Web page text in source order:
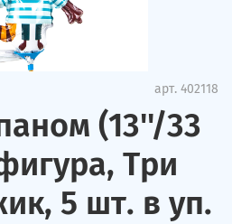
арт. 402118
(13''/33
Три
5 шт. в уп.